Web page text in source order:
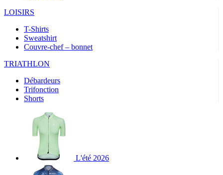
LOISIRS
T-Shirts
Sweatshirt
Couvre-chef – bonnet
TRIATHLON
Débardeurs
Trifonction
Shorts
L'été 2026